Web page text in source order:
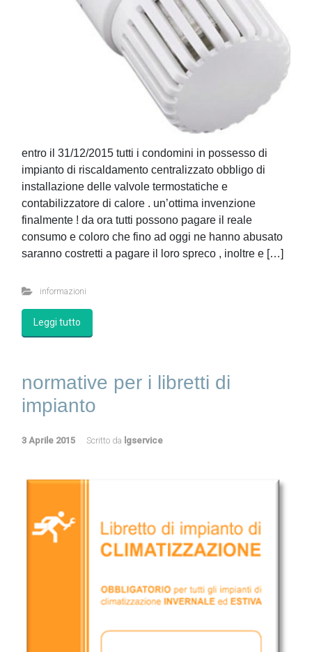
entro il 31/12/2015 tutti i condomini in possesso di
impianto di riscaldamento centralizzato obbligo di
installazione delle valvole termostatiche e
contabilizzatore di calore . un’ottima invenzione
finalmente ! da ora tutti possono pagare il reale
consumo e coloro che fino ad oggi ne hanno abusato
saranno costretti a pagare il loro spreco , inoltre e […]
informazioni
Leggi tutto
normative per i libretti di
impianto
3 Aprile 2015 Scritto da lgservice